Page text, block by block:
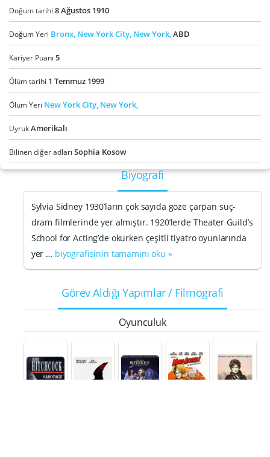
Doğum tarihi 8Ağustos 1910
Doğum Yeri Bronx, New York City, New York,ABD
Kariyer Puanı 5
Ölüm tarihi 1 Temmuz 1999
Ölüm Yeri New York City, New York,
UyrukAmerikalı
Bilinen diğer adları Sophia Kosow
Biyografi
Sylvia Sidney 1930’ların çok sayıda göze çarpan suç-
dram filmlerinde yer almıştır. 1920’lerde Theater Guild’s
School for Acting’de okurken çeşitli tiyatro oyunlarında
yer … biyografisinin tamamını oku »
Görev Aldığı Yapımlar / Filmografi
Oyunculuk